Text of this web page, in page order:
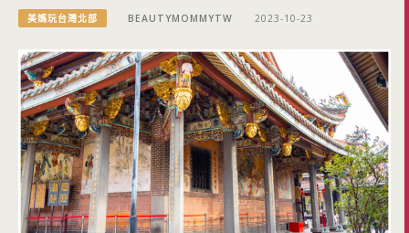
美媽玩台灣北部 BEAUTYMOMMYTW 2023-10-23